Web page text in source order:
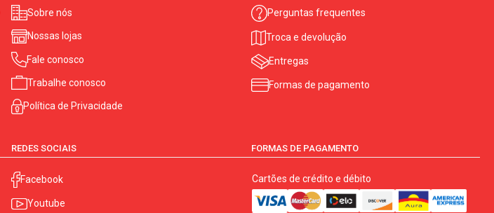
Sobre nós
Nossas lojas
Fale conosco
Trabalhe conosco
Política de Privacidade
Perguntas frequentes
Troca e devolução
Entregas
Formas de pagamento
REDES SOCIAIS
Facebook
Youtube
FORMAS DE PAGAMENTO
Cartões de crédito e débito